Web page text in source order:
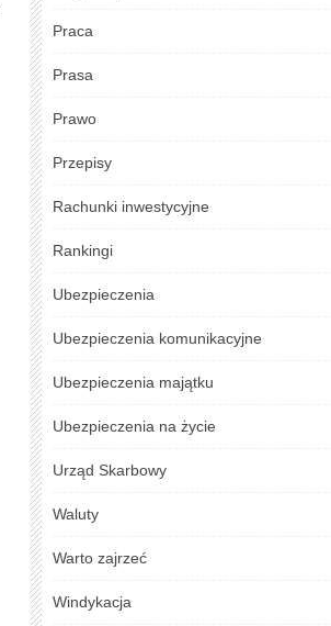
Praca
Prasa
Prawo
Przepisy
Rachunki inwestycyjne
Rankingi
Ubezpieczenia
Ubezpieczenia komunikacyjne
Ubezpieczenia majątku
Ubezpieczenia na życie
Urząd Skarbowy
Waluty
Warto zajrzeć
Windykacja